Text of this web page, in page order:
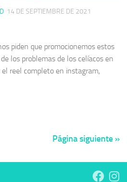
14 DE SEPTIEMBRE DE 2021
piden que promocionemos estos
los problemas de los celíacos en
el reel completo en instagram,
Página siguiente »